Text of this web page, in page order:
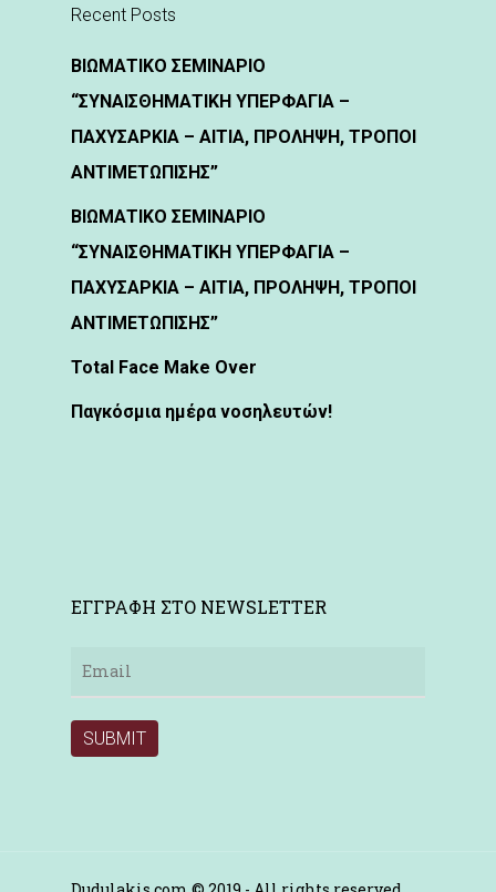
Recent Posts
ΒΙΩΜΑΤΙΚΟ ΣΕΜΙΝΑΡΙΟ
“ΣΥΝΑΙΣΘΗΜΑΤΙΚΗ ΥΠΕΡΦΑΓΙΑ –
ΠΑΧΥΣΑΡΚΙΑ – ΑΙΤΙΑ, ΠΡΟΛΗΨΗ, ΤΡΟΠΟΙ
ΑΝΤΙΜΕΤΩΠΙΣΗΣ”
ΒΙΩΜΑΤΙΚΟ ΣΕΜΙΝΑΡΙΟ
“ΣΥΝΑΙΣΘΗΜΑΤΙΚΗ ΥΠΕΡΦΑΓΙΑ –
ΠΑΧΥΣΑΡΚΙΑ – ΑΙΤΙΑ, ΠΡΟΛΗΨΗ, ΤΡΟΠΟΙ
ΑΝΤΙΜΕΤΩΠΙΣΗΣ”
Total Face Make Over
Παγκόσμια ημέρα νοσηλευτών!
ΕΓΓΡΑΦΗ ΣΤΟ NEWSLETTER